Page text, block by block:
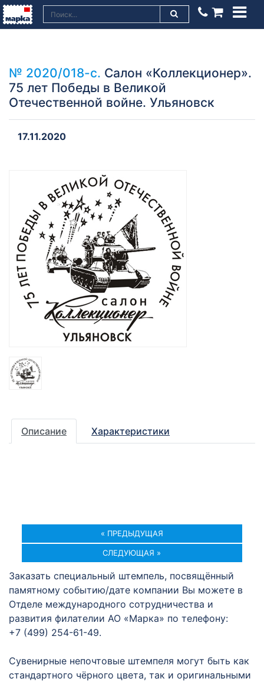
№ 2020/018-с. Салон «Коллекционер».
75 лет Победы в Великой
Отечественной войне. Ульяновск
17.11.2020
Описание Характеристики
« ПРЕДЫДУЩАЯ
СЛЕДУЮЩАЯ »
Заказать специальный штемпель, посвящённый
памятному событию/дате компании Вы можете в
Отделе международного сотрудничества и
развития филателии АО «Марка» по телефону:
+7 (499) 254-61-49.
Сувенирные непочтовые штемпеля могут быть как
стандартного чёрного цвета, так и оригинальными